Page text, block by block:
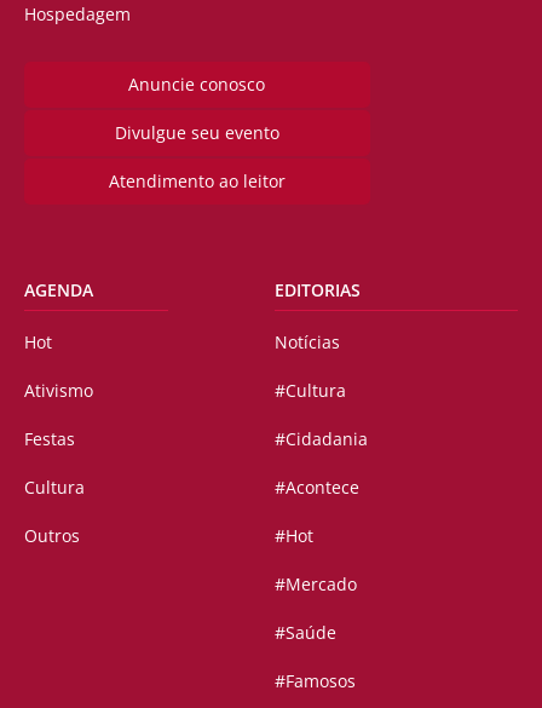
Hospedagem
Anuncie conosco
Divulgue seu evento
Atendimento ao leitor
AGENDA
Hot
Ativismo
Festas
Cultura
Outros
EDITORIAS
Notícias
#Cultura
#Cidadania
#Acontece
#Hot
#Mercado
#Saúde
#Famosos